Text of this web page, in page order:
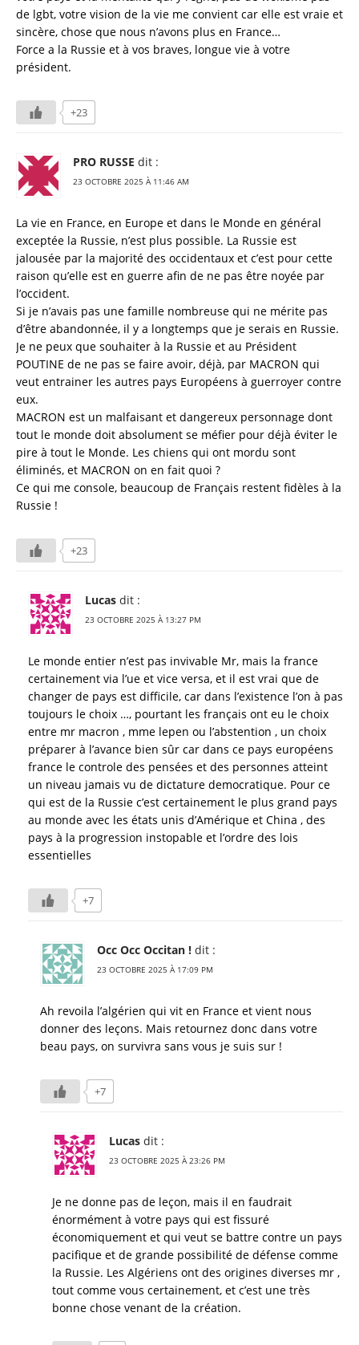
de lgbt, votre vision de la vie me convient car elle est vraie et
sincère, chose que nous n’avons plus en France…
Force a la Russie et à vos braves, longue vie à votre
président.
+23
PRO RUSSE dit :
23 OCTOBRE 2025 À 11:46 AM
La vie en France, en Europe et dans le Monde en général
exceptée la Russie, n’est plus possible. La Russie est
jalousée par la majorité des occidentaux et c’est pour cette
raison qu’elle est en guerre afin de ne pas être noyée par
l’occident.
Si je n’avais pas une famille nombreuse qui ne mérite pas
d’être abandonnée, il y a longtemps que je serais en Russie.
Je ne peux que souhaiter à la Russie et au Président
POUTINE de ne pas se faire avoir, déjà, par MACRON qui
veut entrainer les autres pays Européens à guerroyer contre
eux.
MACRON est un malfaisant et dangereux personnage dont
tout le monde doit absolument se méfier pour déjà éviter le
pire à tout le Monde. Les chiens qui ont mordu sont
éliminés, et MACRON on en fait quoi ?
Ce qui me console, beaucoup de Français restent fidèles à la
Russie !
+23
Lucas dit :
23 OCTOBRE 2025 À 13:27 PM
Le monde entier n’est pas invivable Mr, mais la france
certainement via l’ue et vice versa, et il est vrai que de
changer de pays est difficile, car dans l’existence l’on à pas
toujours le choix …, pourtant les français ont eu le choix
entre mr macron , mme lepen ou l’abstention , un choix
préparer à l’avance bien sûr car dans ce pays européens
france le controle des pensées et des personnes atteint
un niveau jamais vu de dictature democratique. Pour ce
qui est de la Russie c’est certainement le plus grand pays
au monde avec les états unis d’Amérique et China , des
pays à la progression instopable et l’ordre des lois
essentielles
+7
Occ Occ Occitan ! dit :
23 OCTOBRE 2025 À 17:09 PM
Ah revoila l’algérien qui vit en France et vient nous
donner des leçons. Mais retournez donc dans votre
beau pays, on survivra sans vous je suis sur !
+7
Lucas dit :
23 OCTOBRE 2025 À 23:26 PM
Je ne donne pas de leçon, mais il en faudrait
énormément à votre pays qui est fissuré
économiquement et qui veut se battre contre un pays
pacifique et de grande possibilité de défense comme
la Russie. Les Algériens ont des origines diverses mr ,
tout comme vous certainement, et c’est une très
bonne chose venant de la création.